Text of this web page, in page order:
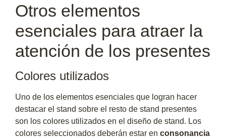
Otros elementos
esenciales para atraer la
atención de los presentes
Colores utilizados
Uno de los elementos esenciales que logran hacer
destacar el stand sobre el resto de stand presentes
son los colores utilizados en el diseño de stand. Los
colores seleccionados deberán estar en consonancia